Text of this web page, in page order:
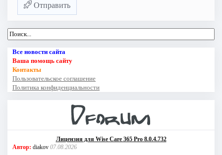
Отправить
Все новости сайта
Ваша помощь сайту
Контакты
Пользовательское соглашение
Политика конфиденциальности
Лицензия для Wise Care 365 Pro 8.0.4.732
Автор: diakov 07.08.2026